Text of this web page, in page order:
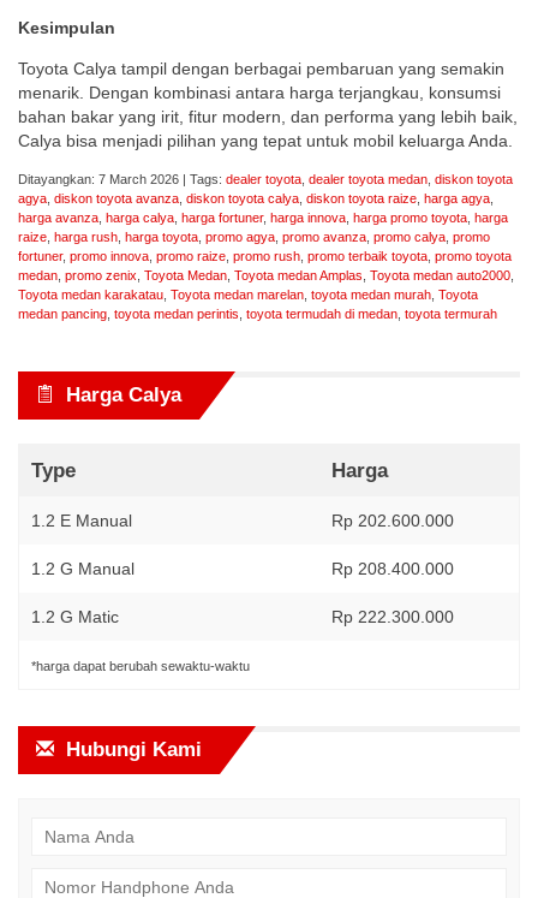
Kesimpulan
Toyota Calya tampil dengan berbagai pembaruan yang semakin
menarik. Dengan kombinasi antara harga terjangkau, konsumsi
bahan bakar yang irit, fitur modern, dan performa yang lebih baik,
Calya bisa menjadi pilihan yang tepat untuk mobil keluarga Anda.
Ditayangkan: 7 March 2026 | Tags: dealer toyota dealer toyota medan diskon toyota
agya diskon toyota avanza diskon toyota calya diskon toyota raize harga agya
harga avanza harga calya harga fortuner, harga innova harga promo toyota harga
raize harga rush harga toyota promo agya promo avanza promo calya promo
fortuner, promo innova promo raize promo rush promo terbaik toyota promo toyota
medan promo zenix Toyota Medan Toyota medan Amplas Toyota medan auto2000
Toyota medan karakatau Toyota medan marelan toyota medan murah Toyota
medan pancing toyota medan perintis toyota termudah di medan toyota termurah
Harga Calya
Type Harga
1.2 E Manual Rp 202.600.000
1.2 G Manual Rp 208.400.000
1.2 G Matic Rp 222.300.000
*harga dapat berubah sewaktu-waktu
Hubungi Kami